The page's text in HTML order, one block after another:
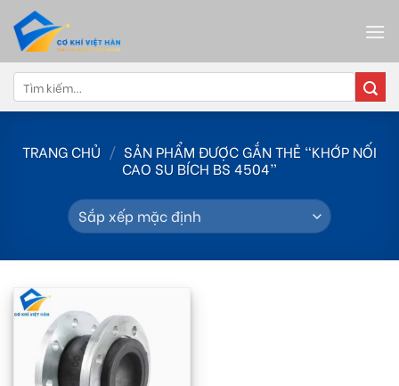
content
Tìm
kiếm:
TRANG CHỦ / SẢN PHẨM ĐƯỢC GẮN THẺ “KHỚP NỐI
CAO SU BÍCH BS 4504”